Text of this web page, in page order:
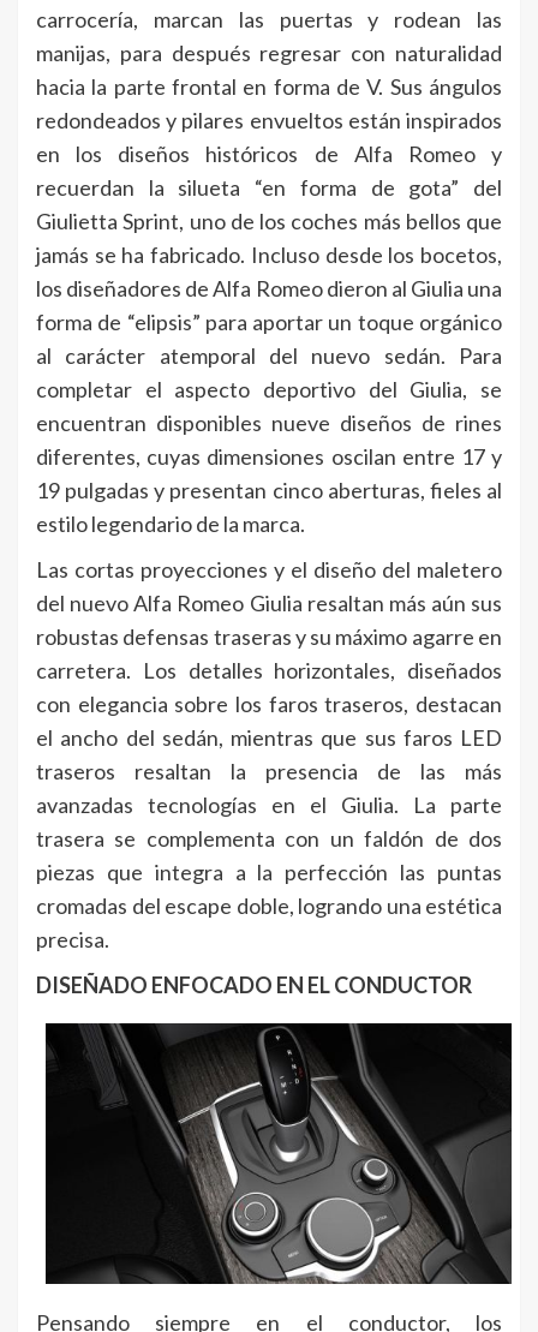
carrocería, marcan las puertas y rodean las
manijas, para después regresar con naturalidad
hacia la parte frontal en forma de V. Sus ángulos
redondeados y pilares envueltos están inspirados
en los diseños históricos de Alfa Romeo y
recuerdan la silueta “en forma de gota” del
Giulietta Sprint, uno de los coches más bellos que
jamás se ha fabricado. Incluso desde los bocetos,
los diseñadores de Alfa Romeo dieron al Giulia una
forma de “elipsis” para aportar un toque orgánico
al carácter atemporal del nuevo sedán. Para
completar el aspecto deportivo del Giulia, se
encuentran disponibles nueve diseños de rines
diferentes, cuyas dimensiones oscilan entre 17 y
19 pulgadas y presentan cinco aberturas, fieles al
estilo legendario de la marca.
Las cortas proyecciones y el diseño del maletero
del nuevo Alfa Romeo Giulia resaltan más aún sus
robustas defensas traseras y su máximo agarre en
carretera. Los detalles horizontales, diseñados
con elegancia sobre los faros traseros, destacan
el ancho del sedán, mientras que sus faros LED
traseros resaltan la presencia de las más
avanzadas tecnologías en el Giulia. La parte
trasera se complementa con un faldón de dos
piezas que integra a la perfección las puntas
cromadas del escape doble, logrando una estética
precisa.
DISEÑADO ENFOCADO EN EL CONDUCTOR
Pensando siempre en el conductor, los